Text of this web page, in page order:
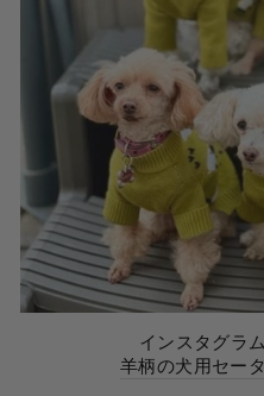
インスタグラ
羊柄の犬用セー